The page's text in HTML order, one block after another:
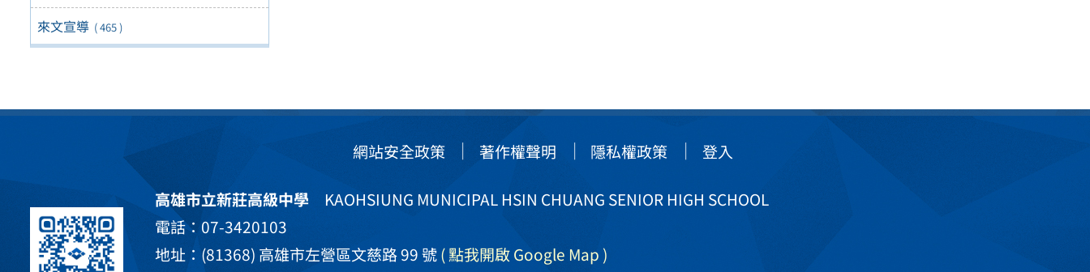
來文宣導 ( 465 )
網站安全政策 著作權聲明 隱私權政策 登入
高雄市立新莊高級中學KAOHSIUNG MUNICIPAL HSIN CHUANG SENIOR HIGH SCHOOL
電話：07-3420103
地址：(81368) 高雄市左營區文慈路 99 號( 點我開啟 Google Map )